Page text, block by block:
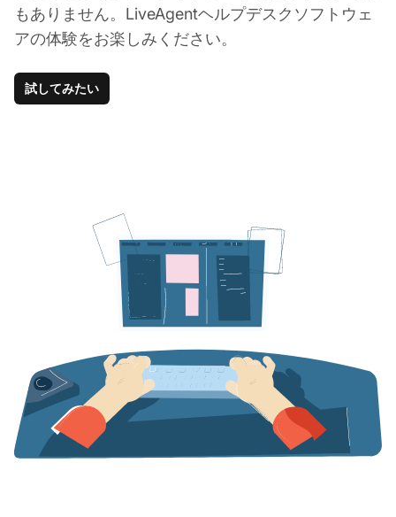
もありません。LiveAgentヘルプデスクソフトウェ
アの体験をお楽しみください。
試してみたい